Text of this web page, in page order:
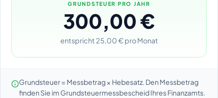
GRUNDSTEUER PRO JAHR
300,00 €
entspricht 25,00 € pro Monat
Grundsteuer = Messbetrag × Hebesatz. Den Messbetrag
finden Sie im Grundsteuermessbescheid Ihres Finanzamts.